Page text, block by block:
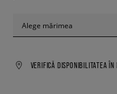
Alege mărimea
VERIFICĂ DISPONIBILITATEA